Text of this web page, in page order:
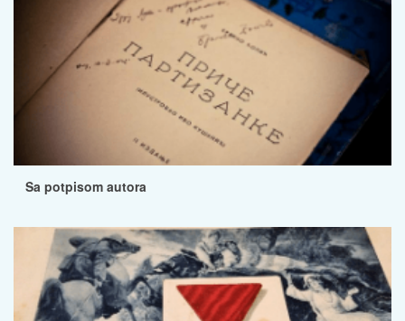
Sa potpisom autora